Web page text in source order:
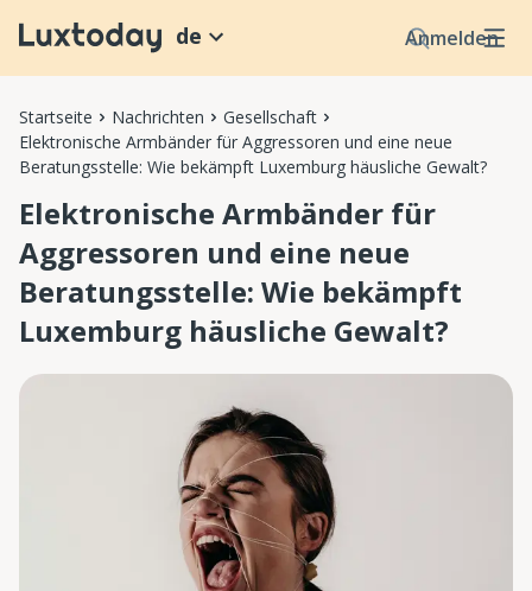
Anmelden
de
Startseite Nachrichten
Gesellschaft
Elektronische Armbänder für Aggressoren und eine neue
Beratungsstelle: Wie bekämpft Luxemburg häusliche Gewalt?
Elektronische Armbänder für
Aggressoren und eine neue
Beratungsstelle: Wie bekämpft
Luxemburg häusliche Gewalt?